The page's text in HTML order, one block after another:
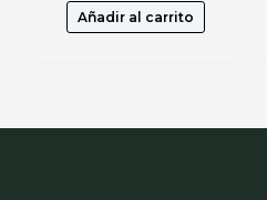
era:
$299.000.
actual
es:
Añadir al carrito